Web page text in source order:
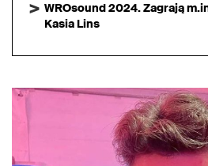
WROsound 2024. Zagrają
Kasia Lins